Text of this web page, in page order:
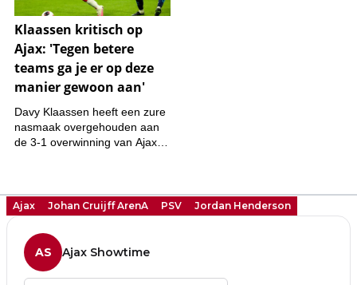
Ajax Johan Cruijff ArenA PSV Jordan Henderson
AS Ajax Showtime